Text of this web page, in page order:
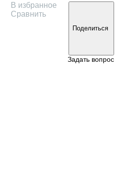
В избранное
Сравнить
Поделиться
Задать вопрос